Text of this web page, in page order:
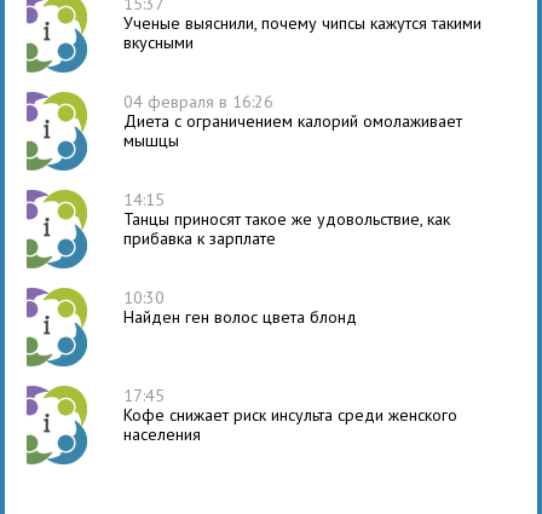
Ученые выяснили, почему чипсы кажутся такими
вкусными
04 февраля в 16:26
Диета с ограничением калорий омолаживает
мышцы
14:15
Танцы приносят такое же удовольствие, как
прибавка к зарплате
10:30
Найден ген волос цвета блонд
17:45
Кофе снижает риск инсульта среди женского
населения